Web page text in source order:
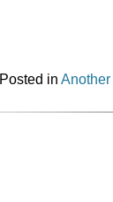
Posted in Another